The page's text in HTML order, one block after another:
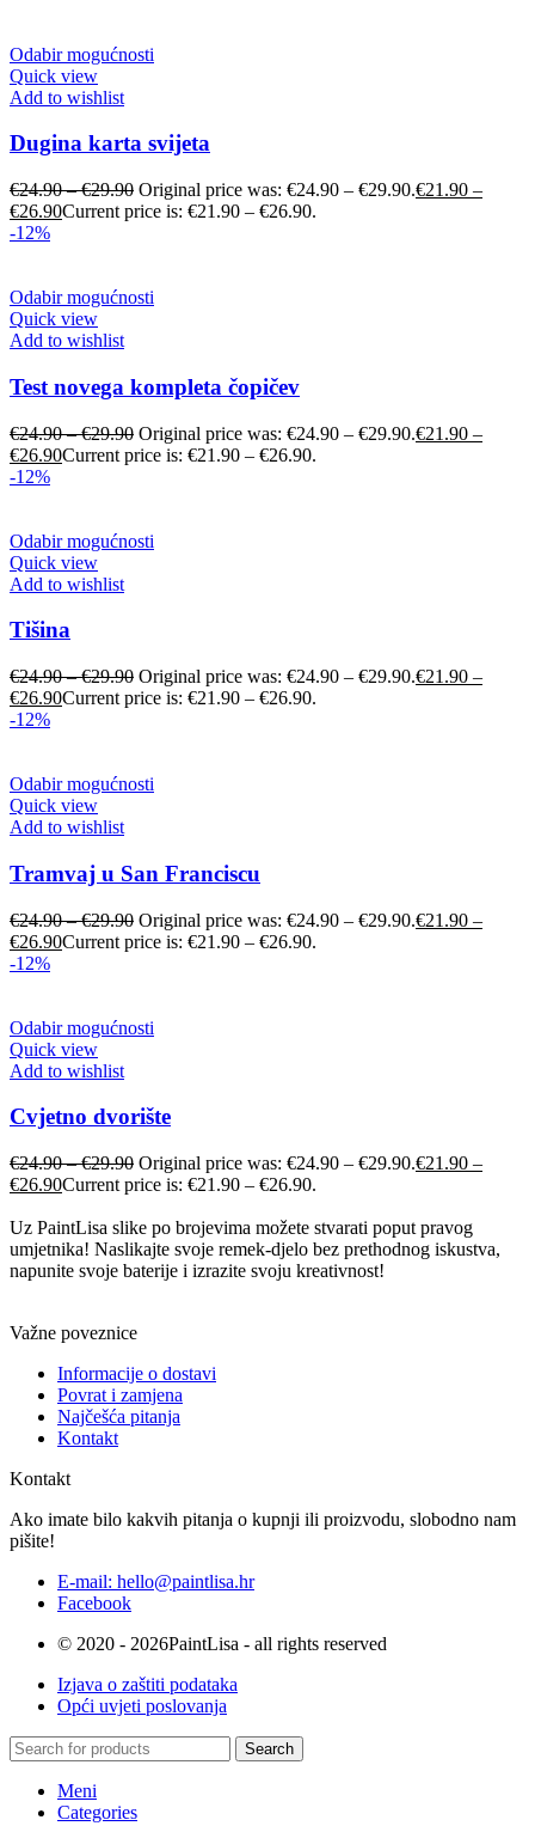
Odabir mogućnosti
Quick view
Add to wishlist
Dugina karta svijeta
€24.90–€29.90 Original price was: €24.90 – €29.90.€21.90 –
€26.90Current price is: €21.90 – €26.90.
-12%
Odabir mogućnosti
Quick view
Add to wishlist
Test novega kompleta čopičev
€24.90–€29.90 Original price was: €24.90 – €29.90.€21.90 –
€26.90Current price is: €21.90 – €26.90.
-12%
Odabir mogućnosti
Quick view
Add to wishlist
Tišina
€24.90–€29.90 Original price was: €24.90 – €29.90.€21.90 –
€26.90Current price is: €21.90 – €26.90.
-12%
Odabir mogućnosti
Quick view
Add to wishlist
Tramvaj u San Franciscu
€24.90–€29.90 Original price was: €24.90 – €29.90.€21.90 –
€26.90Current price is: €21.90 – €26.90.
-12%
Odabir mogućnosti
Quick view
Add to wishlist
Cvjetno dvorište
€24.90–€29.90 Original price was: €24.90 – €29.90.€21.90 –
€26.90Current price is: €21.90 – €26.90.
Uz PaintLisa slike po brojevima možete stvarati poput pravog
umjetnika! Naslikajte svoje remek-djelo bez prethodnog iskustva,
napunite svoje baterije i izrazite svoju kreativnost!
Važne poveznice
Informacije o dostavi
Povrat i zamjena
Najčešća pitanja
Kontakt
Kontakt
Ako imate bilo kakvih pitanja o kupnji ili proizvodu, slobodno nam
pišite!
E-mail: hello@paintlisa.hr
Facebook
© 2020 - 2026PaintLisa - all rights reserved
Izjava o zaštiti podataka
Opći uvjeti poslovanja
Search
Meni
Categories